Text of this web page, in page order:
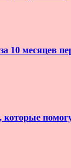
10 месяцев